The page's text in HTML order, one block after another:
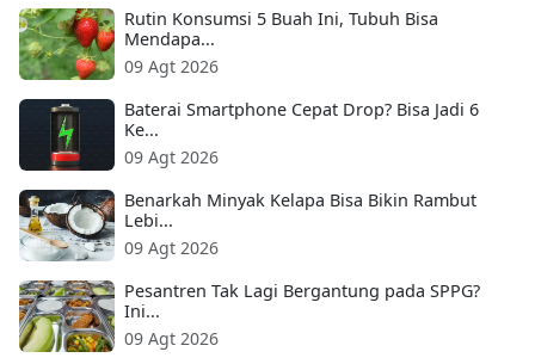
Rutin Konsumsi 5 Buah Ini, Tubuh Bisa
Mendapa...
09 Agt 2026
Baterai Smartphone Cepat Drop? Bisa Jadi 6
Ke...
09 Agt 2026
Benarkah Minyak Kelapa Bisa Bikin Rambut
Lebi...
09 Agt 2026
Pesantren Tak Lagi Bergantung pada SPPG?
Ini...
09 Agt 2026